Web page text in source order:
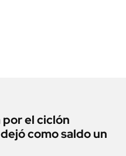
por el ciclón
como saldo un